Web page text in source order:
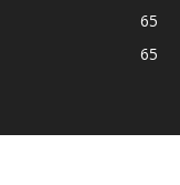
65
65